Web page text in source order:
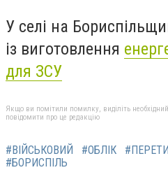
У селі на
із виготовлення
для ЗСУ
Якщо ви помітили помилку, виділіть
повідомити про це редакцію
#ВІЙСЬКОВИЙ #ОБЛІК
#БОРИСПІЛЬ